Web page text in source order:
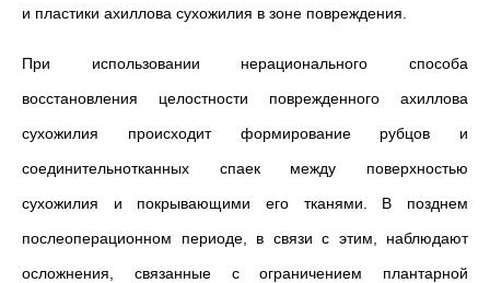
и пластики ахиллова сухожилия в зоне повреждения.
При использовании нерационального способа
восстановления целостности поврежденного ахиллова
сухожилия происходит формирование рубцов и
соединительнотканных спаек между поверхностью
сухожилия и покрывающими его тканями. В позднем
послеоперационном периоде, в связи с этим, наблюдают
осложнения, связанные с ограничением плантарной